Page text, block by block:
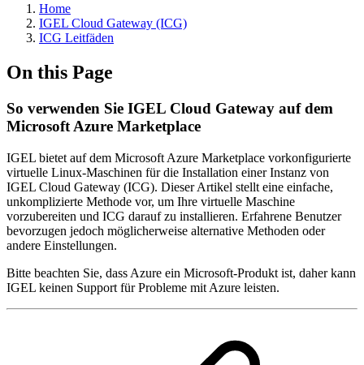
Home
IGEL Cloud Gateway (ICG)
ICG Leitfäden
On this Page
So verwenden Sie IGEL Cloud Gateway auf dem
Microsoft Azure Marketplace
IGEL bietet auf dem Microsoft Azure Marketplace vorkonfigurierte
virtuelle Linux-Maschinen für die Installation einer Instanz von
IGEL Cloud Gateway (ICG). Dieser Artikel stellt eine einfache,
unkomplizierte Methode vor, um Ihre virtuelle Maschine
vorzubereiten und ICG darauf zu installieren. Erfahrene Benutzer
bevorzugen jedoch möglicherweise alternative Methoden oder
andere Einstellungen.
Bitte beachten Sie, dass Azure ein Microsoft-Produkt ist, daher kann
IGEL keinen Support für Probleme mit Azure leisten.